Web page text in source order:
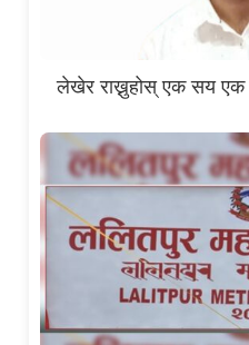
लेखेर राख्नुहोस् एक सय एक